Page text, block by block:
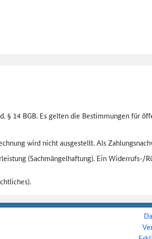
§ 14 BGB. Es gelten die Bestimmungen für
wird nicht ausgestellt. Als
(Sachmängel­haftung). Ein Widerrufs-/